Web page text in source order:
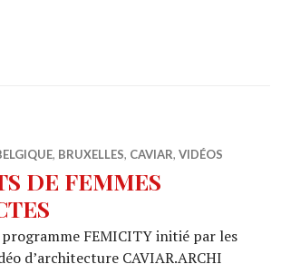
, BRUXELLES, CAVIAR, VIDÉOS
DE FEMMES
programme FEMICITY initié par les
d’architecture CAVIAR.ARCHI